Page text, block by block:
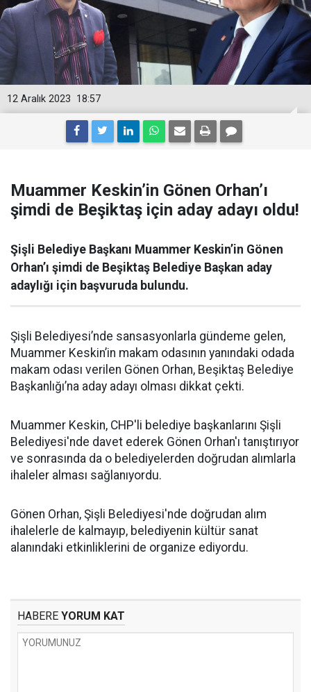
18:57
12 Aralık 2023
Muammer Keskin’in Gönen Orhan’ı
şimdi de Beşiktaş için aday adayı oldu!
Şişli Belediye Başkanı Muammer Keskin’in Gönen
Orhan’ı şimdi de Beşiktaş Belediye Başkan aday
adaylığı için başvuruda bulundu.
Şişli Belediyesi’nde sansasyonlarla gündeme gelen,
Muammer Keskin’in makam odasının yanındaki odada
makam odası verilen Gönen Orhan, Beşiktaş Belediye
Başkanlığı’na aday adayı olması dikkat çekti.
Muammer Keskin, CHP'li belediye başkanlarını Şişli
Belediyesi'nde davet ederek Gönen Orhan'ı tanıştırıyor
ve sonrasında da o belediyelerden doğrudan alımlarla
ihaleler alması sağlanıyordu.
Gönen Orhan, Şişli Belediyesi'nde doğrudan alım
ihalelerle de kalmayıp, belediyenin kültür sanat
alanındaki etkinliklerini de organize ediyordu.
HABERE YORUM KAT